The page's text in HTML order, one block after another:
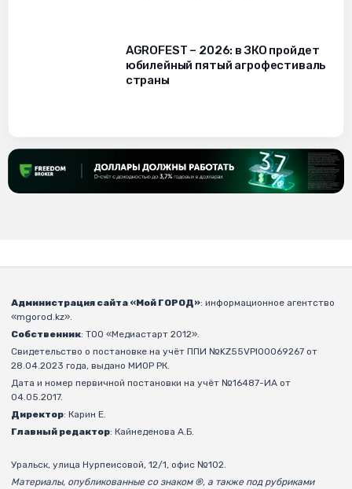
AGROFEST – 2026: в ЗКО пройдет
юбилейный пятый агрофестиваль
страны
Администрация сайта «Мой ГОРОД»: информационное агентство
«mgorod.kz».
Собственник: ТОО «Медиастарт 2012».
Свидетельство о постановке на учёт ППИ №KZ55VPI00069267 от
28.04.2023 года, выдано МИОР РК.
Дата и номер первичной постановки на учёт №16487-ИА от
04.05.2017.
Директор: Карин Е.
Главный редактор: Кайнеденова А.Б.
Уральск, улица Нурпеисовой, 12/1, офис №102.
Материалы, опубликованные со знаком ®, а также под рубриками